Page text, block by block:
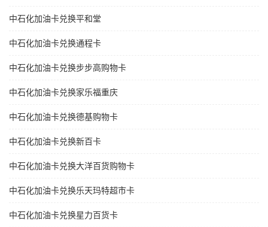
中石化加油卡兑换平和堂
中石化加油卡兑换通程卡
中石化加油卡兑换步步高购物卡
中石化加油卡兑换家乐福重庆
中石化加油卡兑换德基购物卡
中石化加油卡兑换新百卡
中石化加油卡兑换大洋百货购物卡
中石化加油卡兑换乐天玛特超市卡
中石化加油卡兑换星力百货卡